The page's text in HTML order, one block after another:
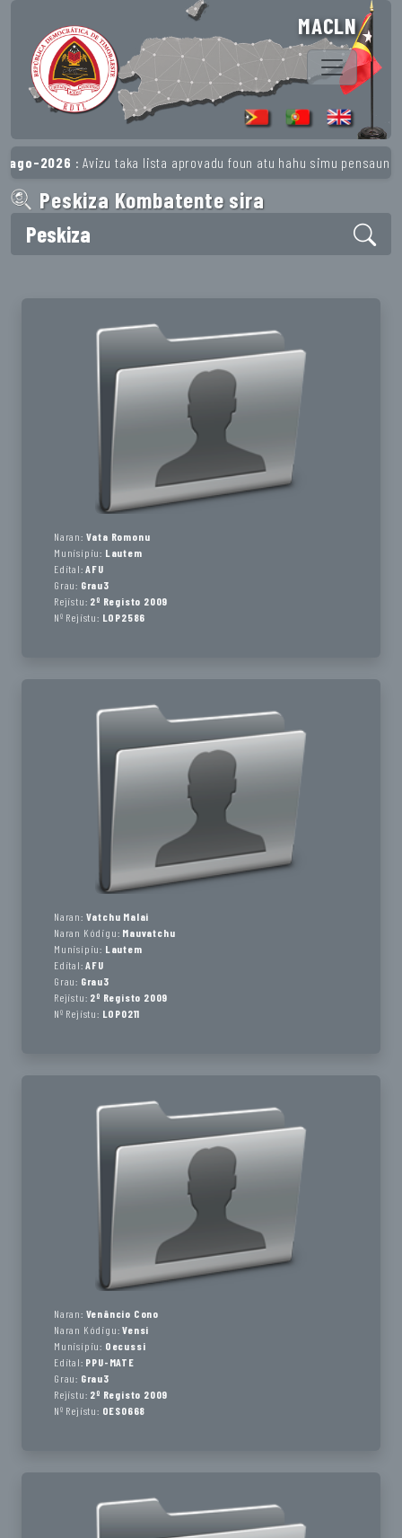
MACLN
: Avizu taka lista aprovadu foun atu hahu simu pensaun husi 1º
Peskiza Kombatente sira
Peskiza
Naran: Vata Romonu
Munisípiu: Lautem
Edital: AFU
Grau: Grau3
Rejistu: 2º Registo 2009
Nº Rejistu: LOP2586
Naran: Vatchu Malai
Naran Kódigu: Mauvatchu
Munisípiu: Lautem
Edital: AFU
Grau: Grau3
Rejistu: 2º Registo 2009
Nº Rejistu: LOP0211
Naran: Venâncio Cono
Naran Kódigu: Vensi
Munisípiu: Oecussi
Edital: PPU-MATE
Grau: Grau3
Rejistu: 2º Registo 2009
Nº Rejistu: OES0668